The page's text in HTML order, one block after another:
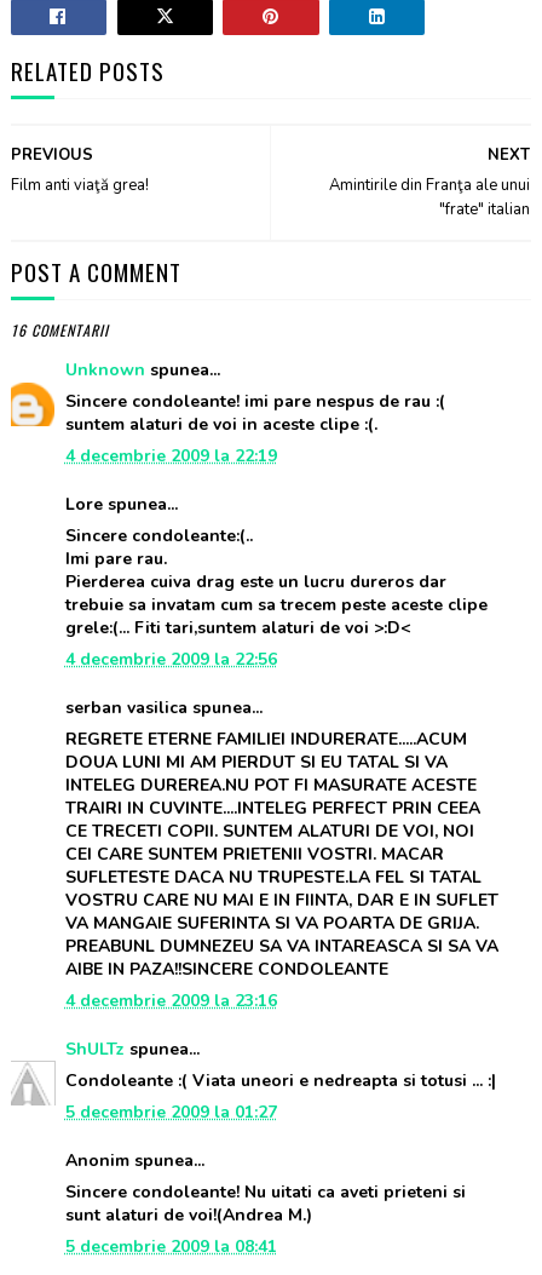
RELATED POSTS
NEXT
Amintirile din Franţa ale unui
"frate" italian
PREVIOUS
Film anti viaţă grea!
POST A COMMENT
16 COMENTARII
Unknown spunea...
Sincere condoleante! imi pare nespus de rau :(
suntem alaturi de voi in aceste clipe :(.
4 decembrie 2009 la 22:19
Lore spunea...
Sincere condoleante:(..
Imi pare rau.
Pierderea cuiva drag este un lucru dureros dar
trebuie sa invatam cum sa trecem peste aceste clipe
grele:(... Fiti tari,suntem alaturi de voi >:D<
4 decembrie 2009 la 22:56
serban vasilica spunea...
REGRETE ETERNE FAMILIEI INDURERATE.....ACUM
DOUA LUNI MI AM PIERDUT SI EU TATAL SI VA
INTELEG DUREREA.NU POT FI MASURATE ACESTE
TRAIRI IN CUVINTE....INTELEG PERFECT PRIN CEEA
CE TRECETI COPII. SUNTEM ALATURI DE VOI, NOI
CEI CARE SUNTEM PRIETENII VOSTRI. MACAR
SUFLETESTE DACA NU TRUPESTE.LA FEL SI TATAL
VOSTRU CARE NU MAI E IN FIINTA, DAR E IN SUFLET
VA MANGAIE SUFERINTA SI VA POARTA DE GRIJA.
PREABUNL DUMNEZEU SA VA INTAREASCA SI SA VA
AIBE IN PAZA!!SINCERE CONDOLEANTE
4 decembrie 2009 la 23:16
ShULTz spunea...
Condoleante :( Viata uneori e nedreapta si totusi ... :|
5 decembrie 2009 la 01:27
Anonim spunea...
Sincere condoleante! Nu uitati ca aveti prieteni si
sunt alaturi de voi!(Andrea M.)
5 decembrie 2009 la 08:41